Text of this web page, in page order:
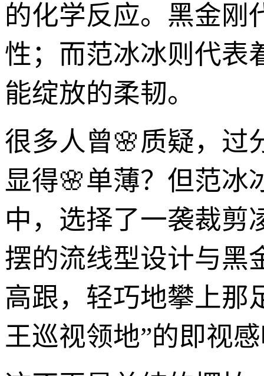
的化学反应。黑金刚
性；而范冰冰则代表
能绽放的柔韧。
很多人曾🌸质疑，过
显得🌸单薄？但范冰
中，选择了一袭裁剪
摆的流线型设计与黑
高跟，轻巧地攀上那
王巡视领地”的即视